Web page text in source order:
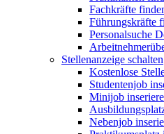
Fachkräfte
Führungskräfte
Personalsuche
Stellenanzeige schalten
Kostenlose
Studentenjob
Minijob
Nebenjob